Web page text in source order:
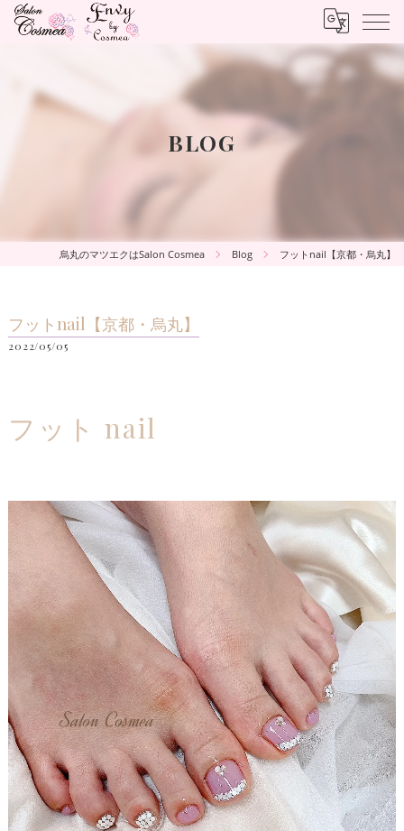
BLOG
烏丸のマツエクはSalon Cosmea Blog フットnail【京都・烏丸】
フットnail【京都・烏丸】
2022/05/05
フット nail